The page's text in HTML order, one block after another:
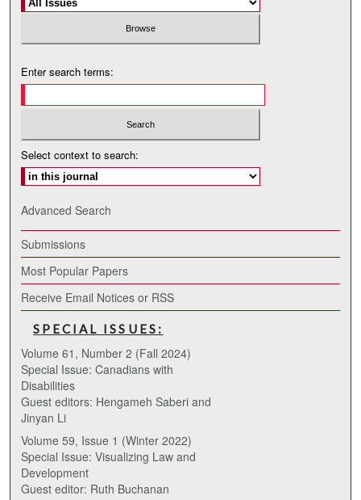
Enter search terms:
Select context to search:
Advanced Search
Submissions
Most Popular Papers
Receive Email Notices or RSS
SPECIAL ISSUES:
Volume 61, Number 2 (Fall 2024)
Special Issue: Canadians with
Disabilities
Guest editors: Hengameh Saberi and
Jinyan Li
Volume 59, Issue 1 (Winter 2022)
Special Issue: Visualizing Law and
Development
Guest editor: Ruth Buchanan